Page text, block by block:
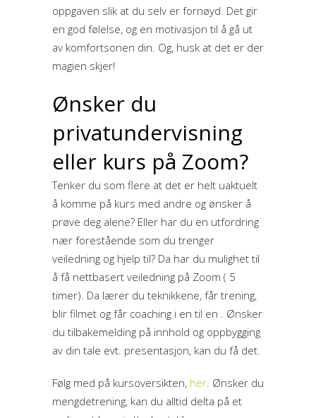
oppgaven slik at du selv er fornøyd. Det gir
en god følelse, og en motivasjon til å gå ut
av komfortsonen din. Og, husk at det er der
magien skjer!
Ønsker du
privatundervisning
eller kurs på Zoom?
Tenker du som flere at det er helt uaktuelt
å komme på kurs med andre og ønsker å
prøve deg alene? Eller har du en utfordring
nær forestående som du trenger
veiledning og hjelp til? Da har du mulighet til
å få nettbasert veiledning på Zoom ( 5
timer). Da lærer du teknikkene, får trening,
blir filmet og får coaching i en til en . Ønsker
du tilbakemelding på innhold og oppbygging
av din tale evt. presentasjon, kan du få det.
Følg med på kursoversikten, her. Ønsker du
mengdetrening, kan du alltid delta på et